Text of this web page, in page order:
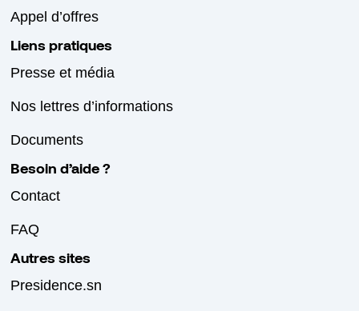
Appel d’offres
Liens pratiques
Presse et média
Nos lettres d’informations
Documents
Besoin d’aide ?
Contact
FAQ
Autres sites
Presidence.sn